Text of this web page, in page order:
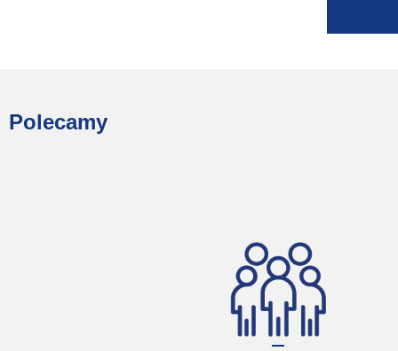
Polecamy